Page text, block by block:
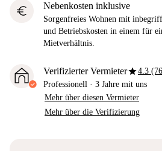
euro Nebenkosten inklusive
Sorgenfreies Wohnen mit
und Betriebskosten in einem für
Mietverhältnis.
Verifizierter Vermieterstar4.3
Professionell · 3 Jahre mit uns
Mehr über diesen Vermieter
Mehr über die Verifizierung